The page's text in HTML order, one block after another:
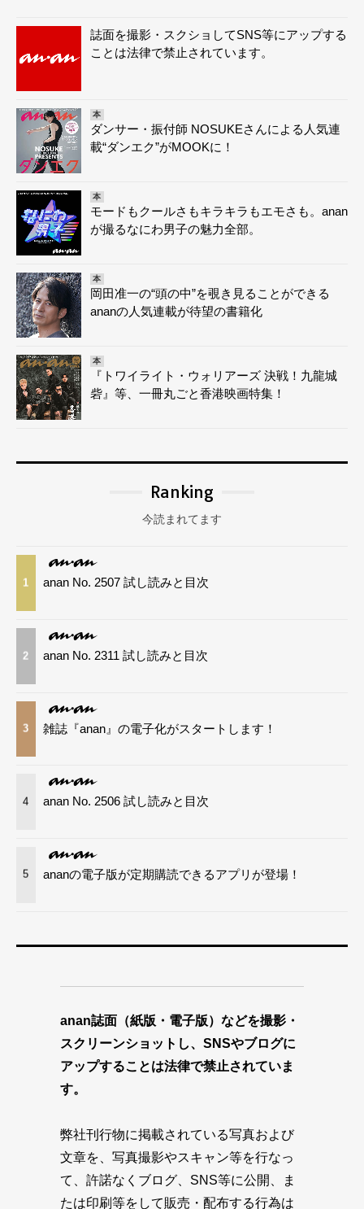
誌面を撮影・スクショしてSNS等にアップする
ことは法律で禁止されています。
本
ダンサー・振付師 NOSUKEさんによる人気連
載“ダンエク”がMOOKに！
本
モードもクールさもキラキラもエモさも。anan
が撮るなにわ男子の魅力全部。
本
岡田准一の“頭の中”を覗き見ることができる
ananの人気連載が待望の書籍化
本
『トワイライト・ウォリアーズ 決戦！九龍城
砦』等、一冊丸ごと香港映画特集！
Ranking
今読まれてます
1 anan No. 2507 試し読みと目次
2 anan No. 2311 試し読みと目次
3 雑誌『anan』の電子化がスタートします！
4 anan No. 2506 試し読みと目次
5 ananの電子版が定期購読できるアプリが登場！
anan誌面（紙版・電子版）などを撮影・
スクリーンショットし、SNSやブログに
アップすることは法律で禁止されていま
す。
弊社刊行物に掲載されている写真および
文章を、写真撮影やスキャン等を行なっ
て、許諾なくブログ、SNS等に公開、ま
たは印刷等をして販売・配布する行為は